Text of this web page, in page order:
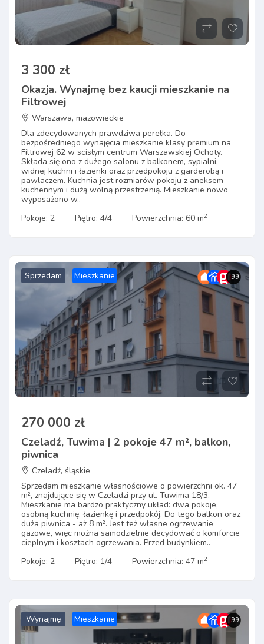
3 300 zł
Okazja. Wynajmę bez kaucji mieszkanie na
Filtrowej
Warszawa, mazowieckie
Dla zdecydowanych prawdziwa perełka. Do
bezpośredniego wynajęcia mieszkanie klasy premium na
Filtrowej 62 w scisłym centrum Warszawskiej Ochoty.
Składa się ono z dużego salonu z balkonem, sypialni,
widnej kuchni i łazienki oraz przedpokoju z garderobą i
pawlaczem. Kuchnia jest rozmiarów pokoju z aneksem
kuchennym i dużą wolną przestrzenią. Mieszkanie nowo
wyposażono w..
Pokoje: 2
Piętro: 4/4 Powierzchnia: 60 m2
Sprzedam Mieszkanie +99
270 000 zł
Czeladź, Tuwima | 2 pokoje 47 m², balkon,
piwnica
Czeladź, śląskie
Sprzedam mieszkanie własnościowe o powierzchni ok. 47
m², znajdujące się w Czeladzi przy ul. Tuwima 18/3.
Mieszkanie ma bardzo praktyczny układ: dwa pokoje,
osobną kuchnię, łazienkę i przedpokój. Do tego balkon oraz
duża piwnica - aż 8 m². Jest też własne ogrzewanie
gazowe, więc można samodzielnie decydować o komforcie
cieplnym i kosztach ogrzewania. Przed budynkiem..
Pokoje: 2
Piętro: 1/4 Powierzchnia: 47 m2
Wynajmę Mieszkanie +99